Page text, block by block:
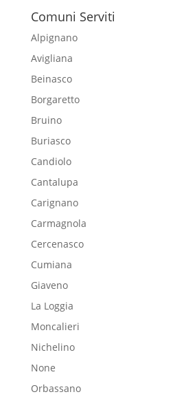
Comuni Serviti
Alpignano
Avigliana
Beinasco
Borgaretto
Bruino
Buriasco
Candiolo
Cantalupa
Carignano
Carmagnola
Cercenasco
Cumiana
Giaveno
La Loggia
Moncalieri
Nichelino
None
Orbassano